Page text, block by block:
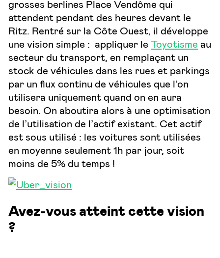
grosses berlines Place Vendôme qui
attendent pendant des heures devant le
Ritz. Rentré sur la Côte Ouest, il développe
une vision simple : appliquer le Toyotisme au
secteur du transport, en remplaçant un
stock de véhicules dans les rues et parkings
par un flux continu de véhicules que l’on
utilisera uniquement quand on en aura
besoin. On aboutira alors à une optimisation
de l’utilisation de l’actif existant. Cet actif
est sous utilisé : les voitures sont utilisées
en moyenne seulement 1h par jour, soit
moins de 5% du temps !
Avez-vous atteint cette vision
?